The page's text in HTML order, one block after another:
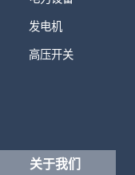
发电机
高压开关
关于我们